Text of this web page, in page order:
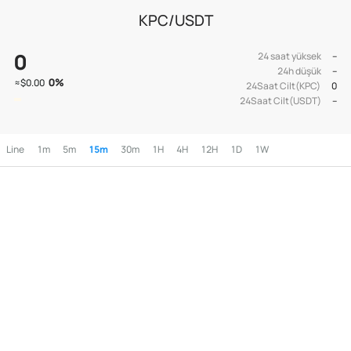
KPC/USDT
0
≈$0.00 0%
24 saat yüksek
--
24h düşük
--
24Saat Cilt(KPC)
0
24Saat Cilt(USDT)
--
Line 1m 5m 15m 30m 1H 4H 12H 1D 1W